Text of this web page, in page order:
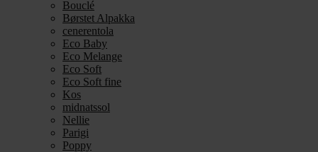
Bouclé
Børstet Alpakka
cenerentola
Eco Baby
Eco Melange
Eco Soft
Eco Soft fine
Kos
midnatssol
Nellie
Parigi
Poppy